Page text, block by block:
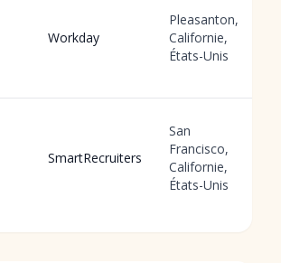
Workday
Pleasanton,
Californie,
États-Unis
SmartRecruiters
San
Francisco,
Californie,
États-Unis